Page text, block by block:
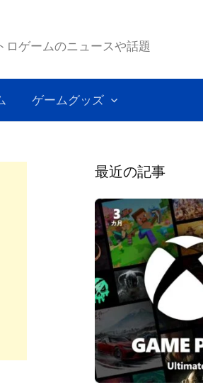
ロゲームのニュースや話題
ゲームグッズ
最近の記事